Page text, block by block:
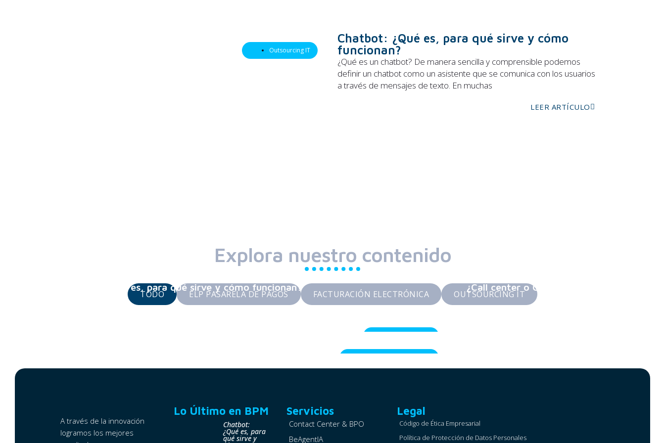
Outsourcing IT
Chatbot: ¿Qué es, para qué sirve y cómo
funcionan?
¿Qué es un chatbot? De manera sencilla y comprensible podemos
definir un chatbot como un asistente que se comunica con los usuarios
a través de mensajes de texto. En muchas
LEER ARTÍCULO
Explora nuestro contenido
ELP PASARELA DE PAGOS FACTURACIÓN ELECTRÓNICA OUTSOURCING IT
TODO
Chatbot: ¿Qué es, para qué sirve y cómo funcionan? ¿Call center o Contact center? Descubre
Consejos para tener una buena contabilidad en tu negocio
Evita Sanciones y Cierres por la DIAN:
A través de la innovación
logramos los mejores
Lo Último en BPM
Chatbot:
¿Qué es, para
qué sirve y
Servicios
Contact Center & BPO
BeAgentIA
Legal
Código de Ética Empresarial
Política de Protección de Datos Personales